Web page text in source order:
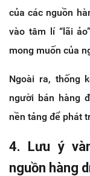
của các nguồn
vào tâm lí “lãi
mong muốn của
Ngoài ra, thống
người bán hàng
nền tảng để phát
4. Lưu ý
nguồn hàng